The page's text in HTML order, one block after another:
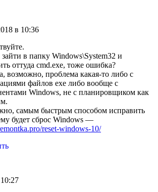
в 10:36
в папку Windows\System32 и
оттуда cmd.exe, тоже ошибка?
возможно, проблема какая-то либо с
файлов exe либо вообще с
Windows, не с планировщиком как
самым быстрым способом исправить
будет сброс Windows —
reset-windows-10/